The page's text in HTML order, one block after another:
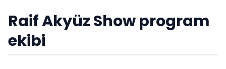
Raif Akyüz Show program
ekibi